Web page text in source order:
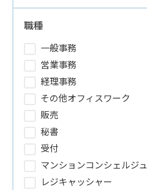
職種
一般事務
営業事務
経理事務
その他オフィスワーク
販売
秘書
受付
マンションコンシェルジュ
レジキャッシャー